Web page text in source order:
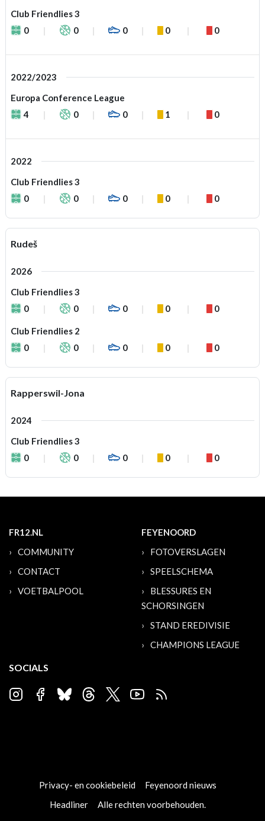
Club Friendlies 3
0
0 0 0 0
2022/2023
Europa Conference League
4
0 0 1 0
2022
Club Friendlies 3
0
0 0 0 0
Rudeš
2026
Club Friendlies 3
0
0 0 0 0
Club Friendlies 2
0
0 0 0 0
Rapperswil-Jona
2024
Club Friendlies 3
0
0 0 0 0
FR12.NL
COMMUNITY
CONTACT
VOETBALPOOL
FEYENOORD
FOTOVERSLAGEN
SPEELSCHEMA
BLESSURES EN
SCHORSINGEN
STAND EREDIVISIE
CHAMPIONS LEAGUE
SOCIALS
Privacy- en cookiebeleid
Feyenoord nieuws
Headliner
Alle rechten voorbehouden.